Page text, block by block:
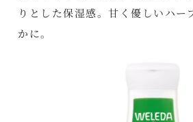
りとした保湿感。甘く優しいハー
かに。